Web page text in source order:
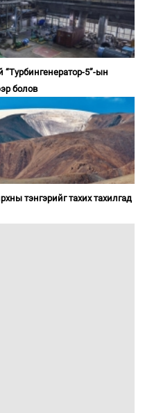
5”-ын
болов
тэнгэрийг тахих тахилгад